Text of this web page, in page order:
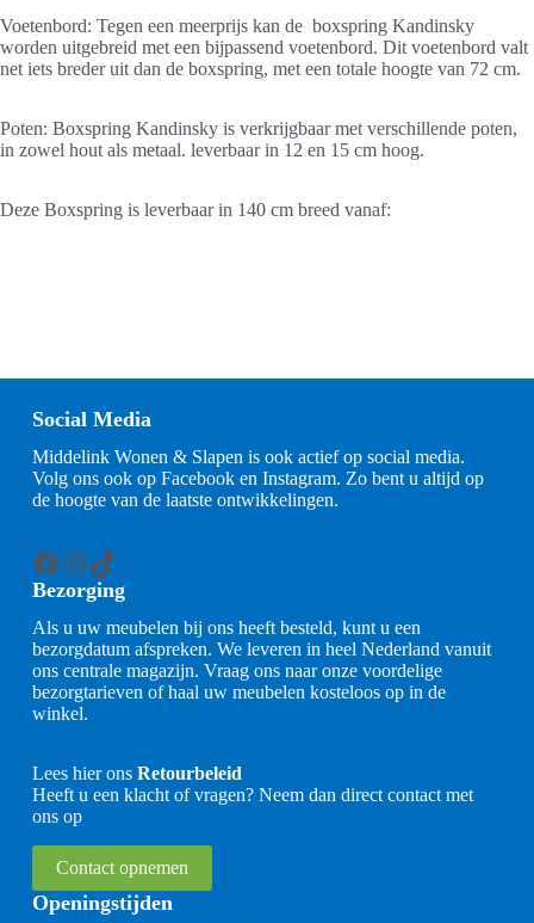
Voetenbord: Tegen een meerprijs kan de boxspring Kandinsky
worden uitgebreid met een bijpassend voetenbord. Dit voetenbord valt
net iets breder uit dan de boxspring, met een totale hoogte van 72 cm.
Poten: Boxspring Kandinsky is verkrijgbaar met verschillende poten,
in zowel hout als metaal. leverbaar in 12 en 15 cm hoog.
Deze Boxspring is leverbaar in 140 cm breed vanaf:
Social Media
Middelink Wonen & Slapen is ook actief op social media.
Volg ons ook op Facebook en Instagram. Zo bent u altijd op
de hoogte van de laatste ontwikkelingen.
Facebook
Instagram
TikTok
Bezorging
Als u uw meubelen bij ons heeft besteld, kunt u een
bezorgdatum afspreken. We leveren in heel Nederland vanuit
ons centrale magazijn. Vraag ons naar onze voordelige
bezorgtarieven of haal uw meubelen kosteloos op in de
winkel.
Lees hier ons Retourbeleid
Heeft u een klacht of vragen? Neem dan direct contact met
ons op
Contact opnemen
Openingstijden